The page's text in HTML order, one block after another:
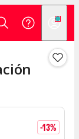
-13%